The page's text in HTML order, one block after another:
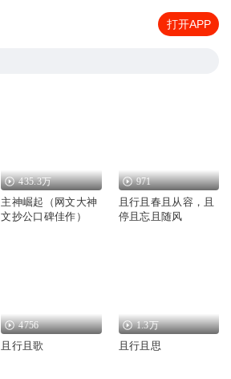
打开APP
435.3万
主神崛起（网文大神
文抄公口碑佳作）
971
且行且春且从容，且
停且忘且随风
4756
且行且歌
1.3万
且行且思